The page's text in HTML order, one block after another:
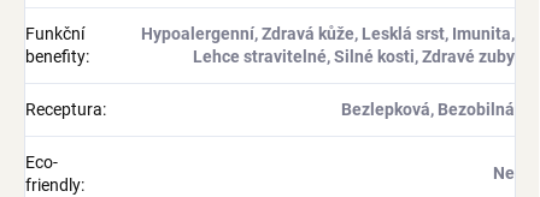
Funkční
benefity:
Hypoalergenní, Zdravá kůže, Lesklá srst, Imunita,
Lehce stravitelné, Silné kosti, Zdravé zuby
Receptura: Bezlepková, Bezobilná
Eco-
friendly:
Ne